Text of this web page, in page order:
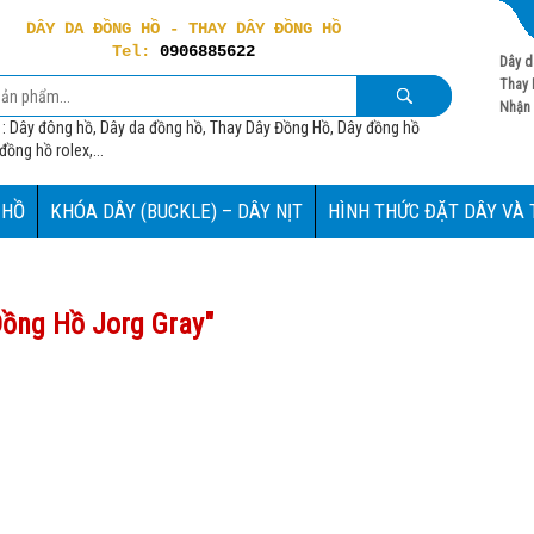
DÂY DA ĐỒNG HỒ - THAY DÂY ĐỒNG HỒ
Tel: 0906885622
Dây đông hồ, Dây da đồng hồ, Thay Dây Đồng Hồ, Dây đồng hồ
hồ rolex,...
Dây
Thay
KHÓA DÂY (BUCKLE) – DÂY NỊT HÌNH THỨC ĐẶT DÂY VÀ
Hồ Jorg Gray"